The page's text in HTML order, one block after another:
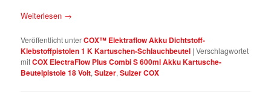
Weiterlesen →
Veröffentlicht unterCOX™ Elektraflow Akku Dichtstoff-
Klebstoffpistolen 1 K Kartuschen-Schlauchbeutel |Verschlagwortet
mitCOX ElectraFlow Plus Combi S 600ml Akku Kartusche-
Beutelpistole 18 Volt,Sulzer,Sulzer COX